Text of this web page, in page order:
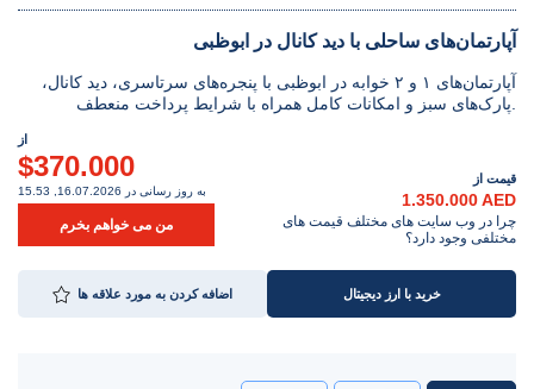
آپارتمان‌های ساحلی با دید کانال در ابوظبی
آپارتمان‌های ۱ و ۲ خوابه در ابوظبی با پنجره‌های سرتاسری، دید کانال،
قیمت از
1.350.000 AED
چرا در وب سایت های مختلف قیمت های
مختلفی وجود دارد؟
از
$370.000
به روز رسانی در 16.07.2026, 15.53
من می خواهم بخرم
اضافه کردن به مورد علاقه ها خرید با ارز دیجیتال